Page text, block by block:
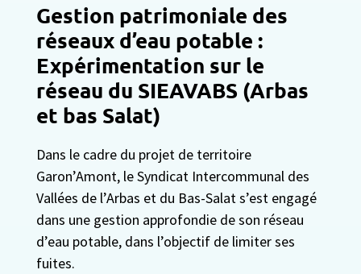
Gestion patrimoniale des
réseaux d’eau potable :
Expérimentation sur le
réseau du SIEAVABS (Arbas
et bas Salat)
Dans le cadre du projet de territoire
Garon’Amont, le Syndicat Intercommunal des
Vallées de l’Arbas et du Bas-Salat s’est engagé
dans une gestion approfondie de son réseau
d’eau potable, dans l’objectif de limiter ses
fuites.